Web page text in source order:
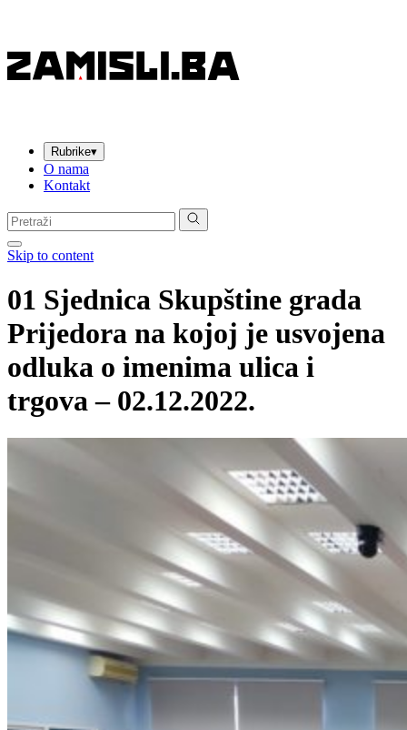
Rubrike▾
O nama
Kontakt
Pretraga:
Skip to content
01 Sjednica Skupštine grada
Prijedora na kojoj je usvojena
odluka o imenima ulica i
trgova – 02.12.2022.